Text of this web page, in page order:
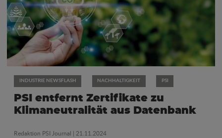
INDUSTRIE NEWSFLASH NACHHALTIGKEIT PSI
PSI entfernt Zertifikate zu
Klimaneutralität aus Datenbank
Redaktion PSI Journal | 21.11.2024